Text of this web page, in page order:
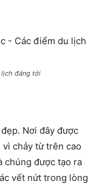
lịch đáng tới
Nơi đây được
chảy từ trên cao
chúng được tạo ra
vết nứt trong lòng